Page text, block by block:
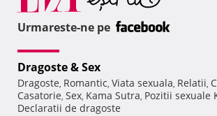
Urmareste-ne pe
Dragoste & Sex
Dragoste, Romantic, Viata sexuala, Relatii,
Casatorie, Sex, Kama Sutra, Pozitii sexuale
Declaratii de dragoste